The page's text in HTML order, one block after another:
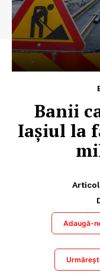
Banii
Iașiul la
Adaugă-